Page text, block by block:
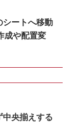
シートへ移動
成や配置変
中央揃えする